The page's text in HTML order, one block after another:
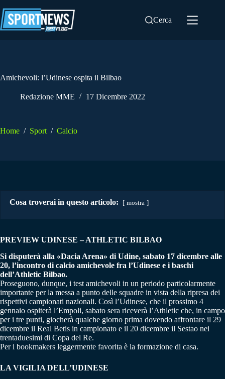
al
contenuto
Cerca
Amichevoli: l’Udinese ospita il Bilbao
Redazione MME 17 Dicembre 2022
Home / Sport / Calcio
Cosa troverai in questo articolo: mostra
PREVIEW UDINESE – ATHLETIC BILBAO
Si disputerà alla «Dacia Arena» di Udine, sabato 17 dicembre alle
20, l’incontro di calcio amichevole fra l’Udinese e i baschi
dell’Athletic Bilbao.
Proseguono, dunque, i test amichevoli in un periodo particolarmente
importante per la messa a punto delle squadre in vista della ripresa dei
rispettivi campionati nazionali. Così l’Udinese, che il prossimo 4
gennaio ospiterà l’Empoli, sabato sera riceverà l’Athletic che, in campo
per i tre punti, giocherà qualche giorno prima dovendo affrontare il 29
dicembre il Real Betis in campionato e il 20 dicembre il Sestao nei
trentaduesimi di Copa del Re.
Per i bookmakers leggermente favorita è la formazione di casa.
LA VIGILIA DELL’UDINESE